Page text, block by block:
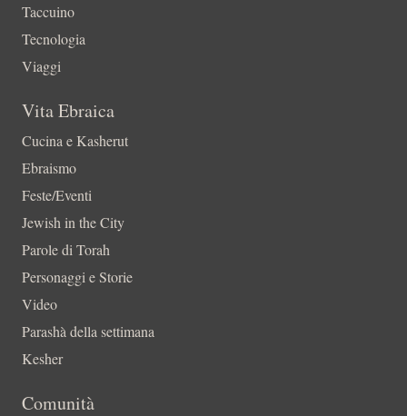
Taccuino
Tecnologia
Viaggi
Vita Ebraica
Cucina e Kasherut
Ebraismo
Feste/Eventi
Jewish in the City
Parole di Torah
Personaggi e Storie
Video
Parashà della settimana
Kesher
Comunità